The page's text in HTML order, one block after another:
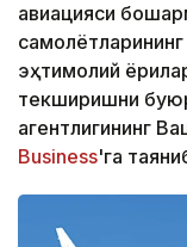
авиацияси
эҳтимолий
текширишни
агентлигининг
Business'га